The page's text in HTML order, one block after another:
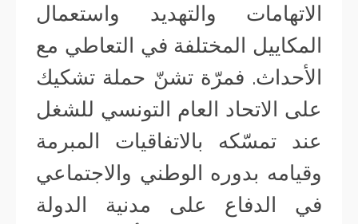
الاتهامات والتهديد واستعمال
المكاييل المختلفة في التعاطي مع
الأحداث. فمرّة تشنّ حملة تشكيك
على الاتحاد العام التونسي للشغل
عند تمسّكه بالاتفاقيات المبرمة
وقيامه بدوره الوطني والاجتماعي
في الدفاع على مدنية الدولة